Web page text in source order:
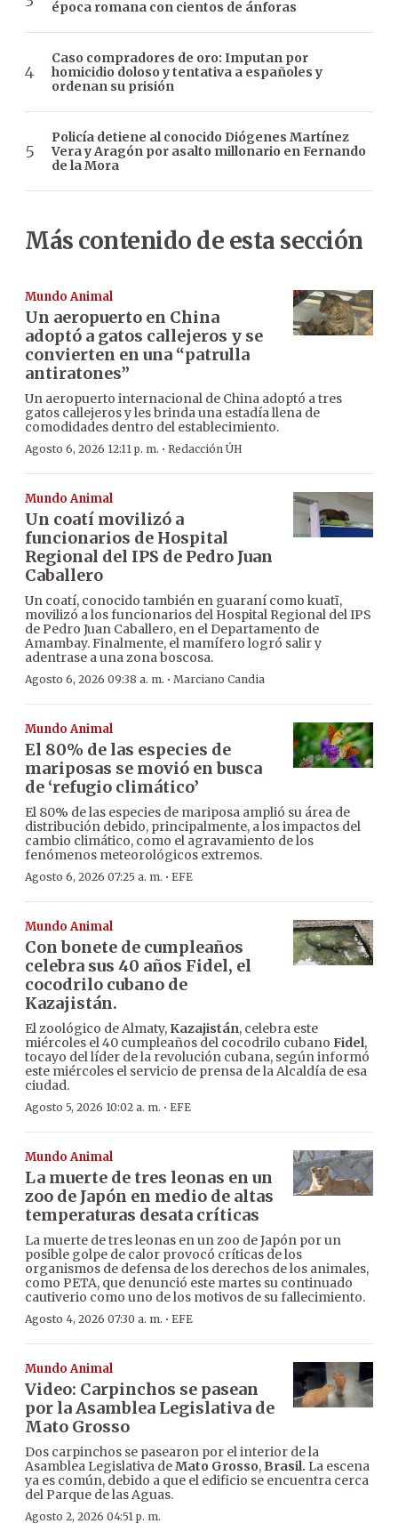
época romana con cientos de ánforas
Caso compradores de oro: Imputan por
homicidio doloso y tentativa a españoles y
ordenan su prisión
Policía detiene al conocido Diógenes Martínez
Vera y Aragón por asalto millonario en Fernando
de la Mora
Más contenido de esta sección
Mundo Animal
Un aeropuerto en China
adoptó a gatos callejeros y se
convierten en una “patrulla
antiratones”
Un aeropuerto internacional de China adoptó a tres
gatos callejeros y les brinda una estadía llena de
comodidades dentro del establecimiento.
Agosto 6, 2026 12:11 p. m. · Redacción ÚH
Mundo Animal
Un coatí movilizó a
funcionarios de Hospital
Regional del IPS de Pedro Juan
Caballero
Un coatí, conocido también en guaraní como kuatĩ,
movilizó a los funcionarios del Hospital Regional del IPS
de Pedro Juan Caballero, en el Departamento de
Amambay. Finalmente, el mamífero logró salir y
adentrase a una zona boscosa.
Agosto 6, 2026 09:38 a. m. · Marciano Candia
Mundo Animal
El 80% de las especies de
mariposas se movió en busca
de ‘refugio climático’
El 80% de las especies de mariposa amplió su área de
distribución debido, principalmente, a los impactos del
cambio climático, como el agravamiento de los
fenómenos meteorológicos extremos.
Agosto 6, 2026 07:25 a. m. · EFE
Mundo Animal
Con bonete de cumpleaños
celebra sus 40 años Fidel, el
cocodrilo cubano de
Kazajistán.
El zoológico de Almaty, Kazajistán, celebra este
miércoles el 40 cumpleaños del cocodrilo cubano Fidel,
tocayo del líder de la revolución cubana, según informó
este miércoles el servicio de prensa de la Alcaldía de esa
ciudad.
Agosto 5, 2026 10:02 a. m. · EFE
Mundo Animal
La muerte de tres leonas en un
zoo de Japón en medio de altas
temperaturas desata críticas
La muerte de tres leonas en un zoo de Japón por un
posible golpe de calor provocó críticas de los
organismos de defensa de los derechos de los animales,
como PETA, que denunció este martes su continuado
cautiverio como uno de los motivos de su fallecimiento.
Agosto 4, 2026 07:30 a. m. · EFE
Mundo Animal
Video: Carpinchos se pasean
por la Asamblea Legislativa de
Mato Grosso
Dos carpinchos se pasearon por el interior de la
Asamblea Legislativa deMato Grosso, Brasil. La escena
ya es común, debido a que el edificio se encuentra cerca
del Parque de las Aguas.
Agosto 2, 2026 04:51 p. m.